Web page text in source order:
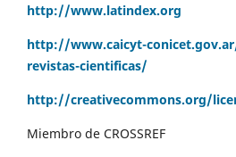
http://www.latindex.org
http://www.caicyt-
revistas-cientificas/
http://creativecommons.org/
Miembro de CROSSREF